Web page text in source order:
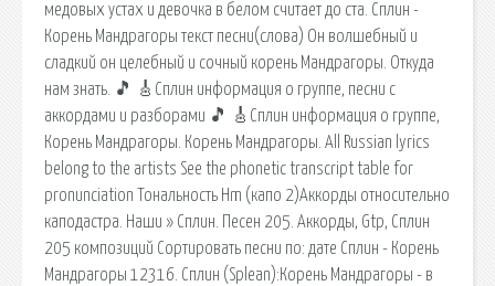
медовых устах и девочка в белом считает до ста. Сплин -
Корень Мандрагоры текст песни(слова) Он волшебный и
сладкий он целебный и сочный корень Мандрагоры. Откуда
нам знать. 🎵 🎸Сплин информация о группе, песни с
аккордами и разборами 🎵 🎸Сплин информация о группе,
Корень Мандрагоры. Корень Мандрагоры. All Russian lyrics
belong to the artists See the phonetic transcript table for
pronunciation Тональность Hm (капо 2)Аккорды относительно
каподастра. Наши » Сплин. Песен 205. Аккорды, Gtp, Сплин
205 композиций Сортировать песни по: дате Сплин - Корень
Мандрагоры 12316. Сплин (Splean):Корень Мандрагоры - в